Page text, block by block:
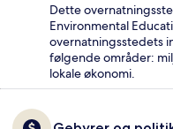
Dette
Environmental
overnatningsstedets
følgende områder:
lokale økonomi.